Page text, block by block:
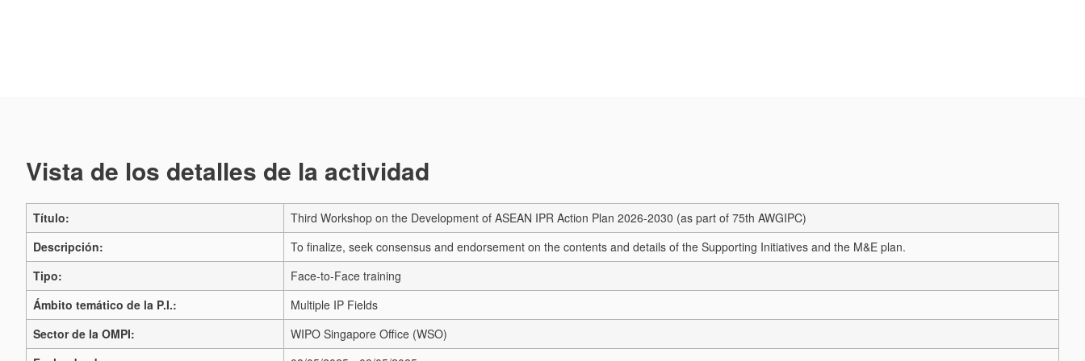
Vista de los detalles de la actividad
Título:
Third Workshop on the Development of ASEAN IPR Action Plan 2026-2030 (as part of 75th AWGIPC)
Descripción:
To finalize, seek consensus and endorsement on the contents and details of the Supporting Initiatives and the M&E plan.
Tipo:
Face-to-Face training
Ámbito temático de la P.I.:
Multiple IP Fields
Sector de la OMPI:
WIPO Singapore Office (WSO)